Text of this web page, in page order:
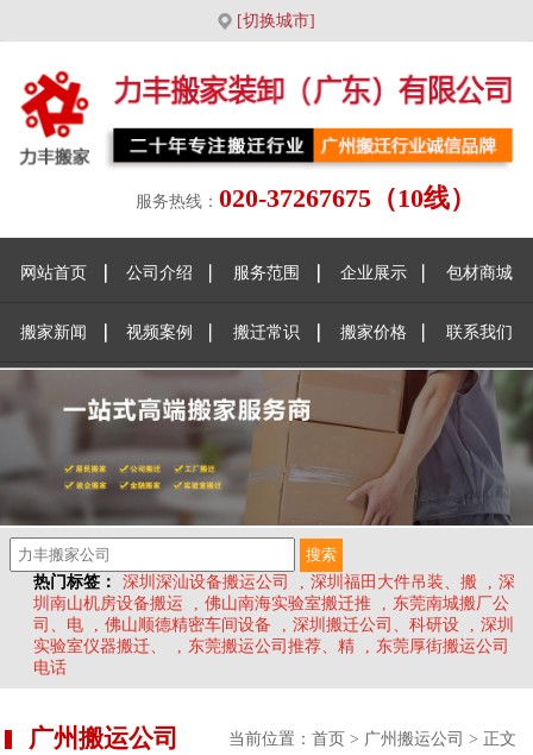
[切换城市]
服务热线： 020-37267675（10线）
网站首页 公司介绍 服务范围 企业展示 包材商城
搬家新闻 视频案例 搬迁常识 搬家价格 联系我们
热门标签： 深圳深汕设备搬运公司 , 深圳福田大件吊装、搬 , 深
圳南山机房设备搬运
, 佛山南海实验室搬迁推 , 东莞南城搬厂公
司、电
, 佛山顺德精密车间设备 , 深圳搬迁公司、科研设 , 深圳
实验室仪器搬迁、
, 东莞搬运公司推荐、精 , 东莞厚街搬运公司
电话
广州搬运公司 当前位置： 首页 > 广州搬运公司 > 正文